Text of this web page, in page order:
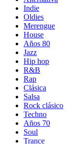
Indie
Oldies
Merengue
House
Años 80
Jazz
Hip hop
R&B
Rap
Clásica
Salsa
Rock clásico
Techno
Años 70
Soul
Trance